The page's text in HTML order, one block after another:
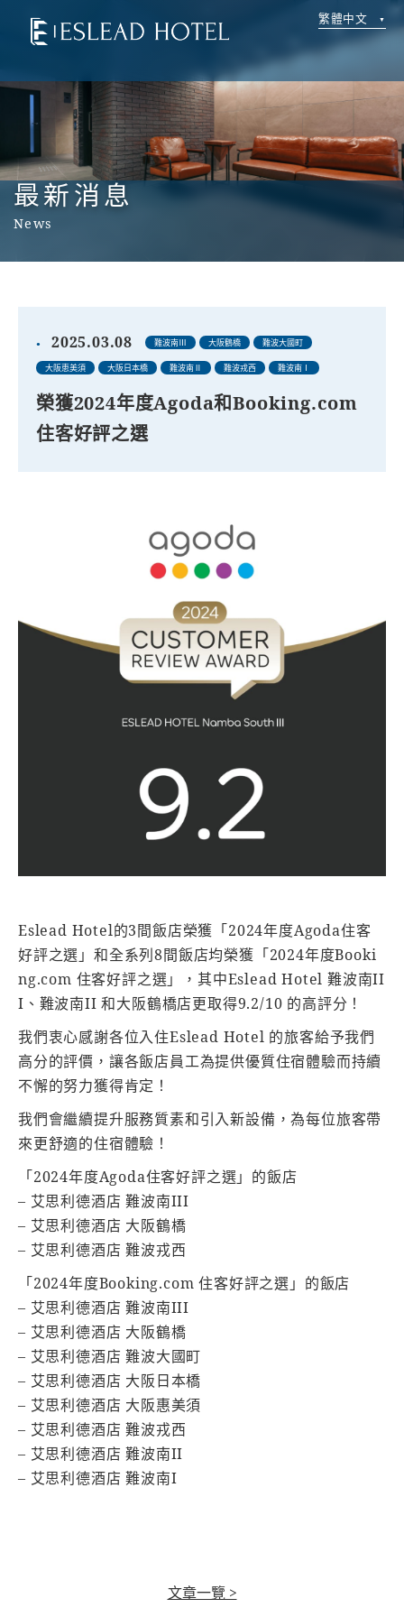
繁體中文
最新消息
News
2025.03.08 難波南Ⅲ 大阪鶴橋 難波大國町
大阪恵美須 大阪日本橋 難波南Ⅱ 難波戎西 難波南Ⅰ
榮獲2024年度Agoda和Booking.com
住客好評之選
Eslead Hotel的3間飯店榮獲「2024年度Agoda住客
好評之選」和全系列8間飯店均榮獲「2024年度Booki
ng.com 住客好評之選」，其中Eslead Hotel 難波南II
I、難波南II 和大阪鶴橋店更取得9.2/10 的高評分！
我們衷心感謝各位入住Eslead Hotel 的旅客給予我們
高分的評價，讓各飯店員工為提供優質住宿體驗而持續
不懈的努力獲得肯定！
我們會繼續提升服務質素和引入新設備，為每位旅客帶
來更舒適的住宿體驗！
「2024年度Agoda住客好評之選」的飯店
– 艾思利德酒店 難波南III
– 艾思利德酒店 大阪鶴橋
– 艾思利德酒店 難波戎西
「2024年度Booking.com 住客好評之選」的飯店
– 艾思利德酒店 難波南III
– 艾思利德酒店 大阪鶴橋
– 艾思利德酒店 難波大國町
– 艾思利德酒店 大阪日本橋
– 艾思利德酒店 大阪惠美須
– 艾思利德酒店 難波戎西
– 艾思利德酒店 難波南II
– 艾思利德酒店 難波南I
文章一覽 >